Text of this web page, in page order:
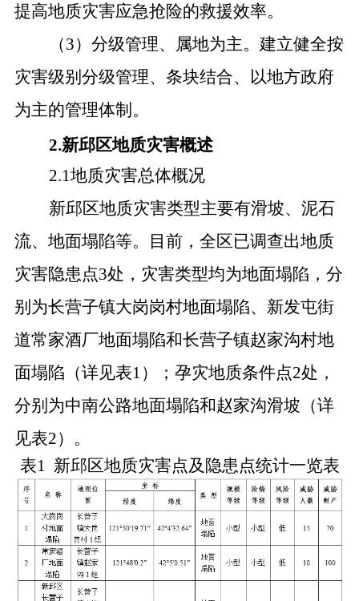
提高地质灾害应急抢险的救援效率。
（3）分级管理、属地为主。建立健全按
灾害级别分级管理、条块结合、以地方政府
为主的管理体制。
2.新邱区地质灾害概述
2.1地质灾害总体概况
新邱区地质灾害类型主要有滑坡、泥石
流、地面塌陷等。目前，全区已调查出地质
灾害隐患点3处，灾害类型均为地面塌陷，分
别为长营子镇大岗岗村地面塌陷、新发屯街
道常家酒厂地面塌陷和长营子镇赵家沟村地
面塌陷（详见表1）；孕灾地质条件点2处，
分别为中南公路地面塌陷和赵家沟滑坡（详
见表2）。
表1 新邱区地质灾害点及隐患点统计一览表